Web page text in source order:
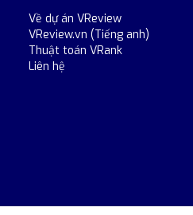
Về dự án VReview
VReview.vn (Tiếng anh)
Thuật toán VRank
Liên hệ